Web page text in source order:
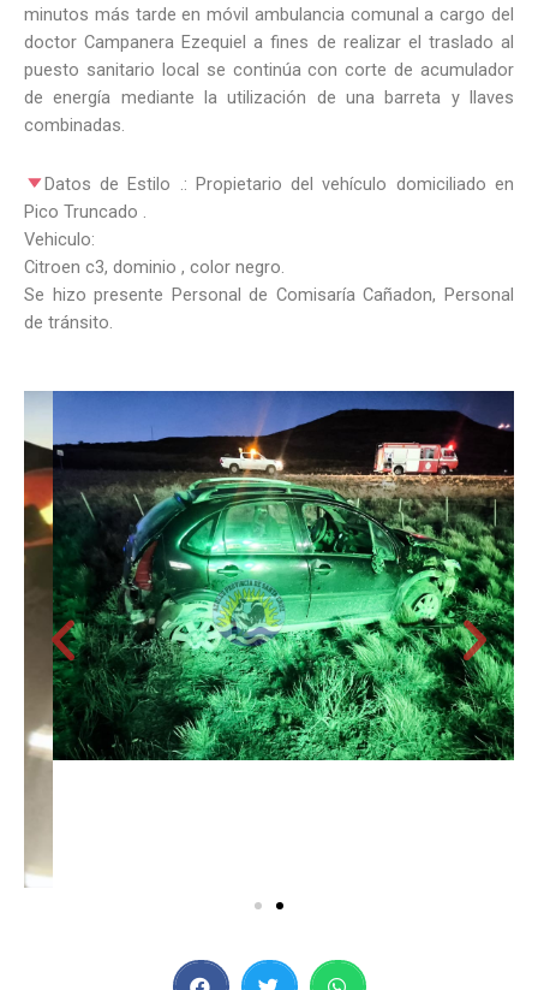
minutos más tarde en móvil ambulancia comunal a cargo del
doctor Campanera Ezequiel a fines de realizar el traslado al
puesto sanitario local se continúa con corte de acumulador
de energía mediante la utilización de una barreta y llaves
combinadas.
Datos de Estilo .: Propietario del vehículo domiciliado en
Pico Truncado .
Vehiculo:
Citroen c3, dominio , color negro.
Se hizo presente Personal de Comisaría Cañadon, Personal
de tránsito.